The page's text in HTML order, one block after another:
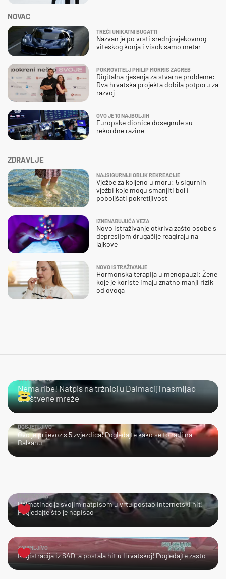
ZDRAVLJE
NAJSIGURNIJI OBLIK REKREACIJE
Vježbe za koljeno u moru: 5 sigurnih
vježbi koje mogu smanjiti bol i
poboljšati pokretljivost
IZNENAĐUJUĆA VEZA
Novo istraživanje otkriva zašto osobe s
depresijom drugačije reagiraju na
lajkove
NOVO ISTRAŽIVANJE
Hormonska terapija u menopauzi: Žene
koje je koriste imaju znatno manji rizik
od ovoga
NOVAC
TREĆI UNIKATNI BUGATTI
Nazvan je po vrsti srednjovjekovnog
viteškog konja i visok samo metar
POKROVITELJ PHILIP MORRIS ZAGREB
Digitalna rješenja za stvarne probleme:
Dva hrvatska projekta dobila potporu za
razvoj
OVO JE 10 NAJBOLJIH
Europske dionice dosegnule su
rekordne razine
URNEBESNO
Nema ribe! Natpis na tržnici u Dalmaciji nasmijao
društvene mreže
DOSJETLJIVO
Ovo je prijevoz s 5 zvjezdica! Pogledajte kako se to radi na
Balkanu
URNEBESNO
Dalmatinac je svojim natpisom u vrtu postao internetski hit!
Pogledajte što je napisao
ZANIMLJIVO
Registracija iz SAD-a postala hit u Hrvatskoj! Pogledajte zašto